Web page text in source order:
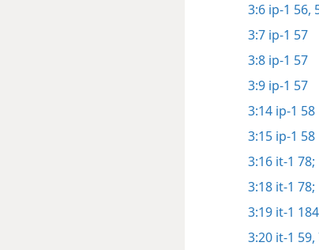
3:6 ip-1 56,
3:7 ip-1 57
3:8 ip-1 57
3:9 ip-1 57
3:14 ip-1 58
3:15 ip-1 58
3:16 it-1 78;
3:18 it-1 78;
3:19 it-1 184
3:20 it-1 59,